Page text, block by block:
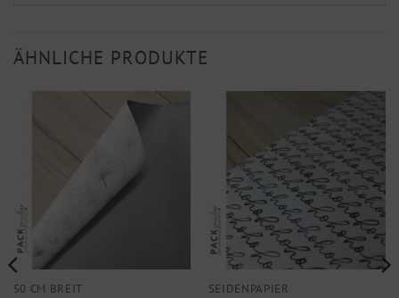
ÄHNLICHE PRODUKTE
50 CM BREIT SEIDENPAPIER